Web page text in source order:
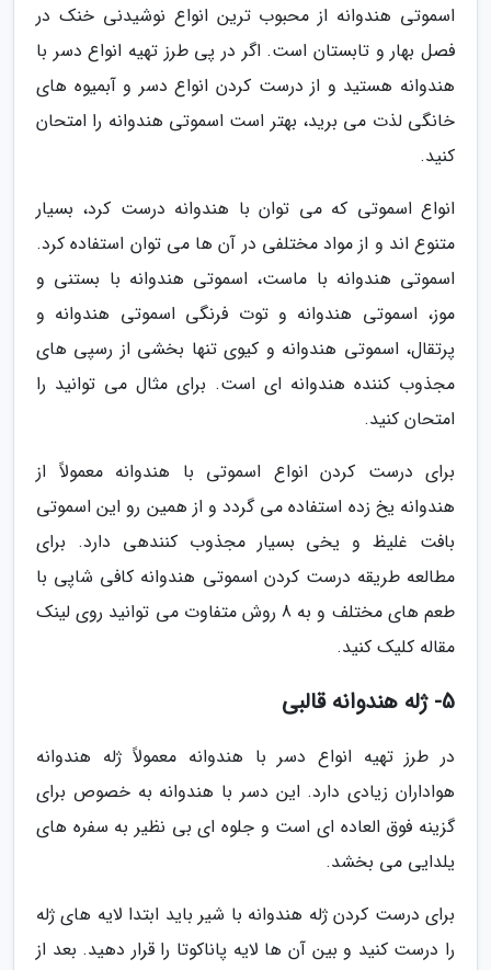
اسموتی هندوانه از محبوب ترین انواع نوشیدنی خنک در
فصل بهار و تابستان است. اگر در پی طرز تهیه انواع دسر با
هندوانه هستید و از درست کردن انواع دسر و آبمیوه های
خانگی لذت می برید، بهتر است اسموتی هندوانه را امتحان
کنید.
انواع اسموتی که می توان با هندوانه درست کرد، بسیار
متنوع اند و از مواد مختلفی در آن ها می توان استفاده کرد.
اسموتی هندوانه با ماست، اسموتی هندوانه با بستنی و
موز، اسموتی هندوانه و توت فرنگی اسموتی هندوانه و
پرتقال، اسموتی هندوانه و کیوی تنها بخشی از رسپی های
مجذوب کننده هندوانه ای است. برای مثال می توانید را
امتحان کنید.
برای درست کردن انواع اسموتی با هندوانه معمولاً از
هندوانه یخ زده استفاده می گردد و از همین رو این اسموتی
بافت غلیظ و یخی بسیار مجذوب کنندهی دارد. برای
مطالعه طریقه درست کردن اسموتی هندوانه کافی شاپی با
طعم های مختلف و به 8 روش متفاوت می توانید روی لینک
مقاله کلیک کنید.
5- ژله هندوانه قالبی
در طرز تهیه انواع دسر با هندوانه معمولاً ژله هندوانه
هواداران زیادی دارد. این دسر با هندوانه به خصوص برای
گزینه فوق العاده ای است و جلوه ای بی نظیر به سفره های
یلدایی می بخشد.
برای درست کردن ژله هندوانه با شیر باید ابتدا لایه های ژله
را درست کنید و بین آن ها لایه پاناکوتا را قرار دهید. بعد از